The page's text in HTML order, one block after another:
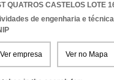
QUATROS CASTELOS LOTE
de engenharia e
Ver empresa Ver no Mapa